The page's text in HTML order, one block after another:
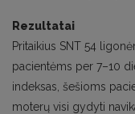
Rezultatai
Pritaikius SNT 54
pacientėms per 7–10
indeksas, šešioms
moterų visi gydyti